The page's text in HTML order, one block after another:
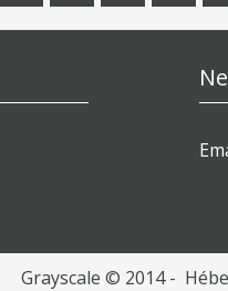
Grayscale © 2014 -